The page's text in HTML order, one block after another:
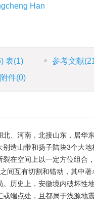
Han
表(1) 参考文献
件(0)
、河南，北接山东，居华
造山带和扬子陆块3个大地
在空间上以一定方位组合
间互有切割和错动，其中著
历史上，安徽境内破坏性
端点处，且都属于浅源地